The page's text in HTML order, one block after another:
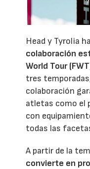
Head y Tyrolia
colaboración
World Tour
tres
colaboración
atletas como el
con
todas las
A partir de la
convierte en